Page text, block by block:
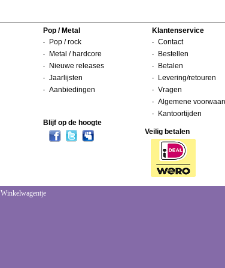
Pop / Metal
Pop / rock
Metal / hardcore
Nieuwe releases
Jaarlijsten
Aanbiedingen
Klantenservice
Contact
Bestellen
Betalen
Levering/retouren
Vragen
Algemene
Kantoortijden
Blijf op de hoogte
Veilig betalen
Winkelwagentje